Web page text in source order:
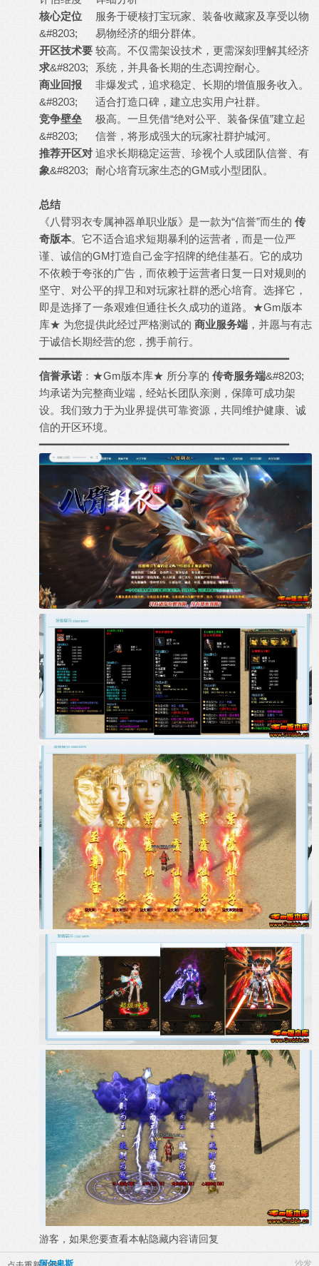
核心定位
&#8203;
服务于硬核打宝玩家、装备收藏家及享受以物
易物经济的细分群体。
开区技术要
求&#8203;
较高。不仅需架设技术，更需深刻理解其经济
系统，并具备长期的生态调控耐心。
商业回报
&#8203;
非爆发式，追求稳定、长期的增值服务收入。
适合打造口碑，建立忠实用户社群。
竞争壁垒
&#8203;
极高。一旦凭借“绝对公平、装备保值”建立起
信誉，将形成强大的玩家社群护城河。
推荐开区对
象&#8203;
追求长期稳定运营、珍视个人或团队信誉、有
耐心培育玩家生态的GM或小型团队。
总结
《八臂羽衣专属神器单职业版》是一款为“信誉”而生的 传
奇版本。它不适合追求短期暴利的运营者，而是一位严
谨、诚信的GM打造自己金字招牌的绝佳基石。它的成功
不依赖于夸张的广告，而依赖于运营者日复一日对规则的
坚守、对公平的捍卫和对玩家社群的悉心培育。选择它，
即是选择了一条艰难但通往长久成功的道路。★Gm版本
库★ 为您提供此经过严格测试的 商业服务端 ，并愿与有志
于诚信长期经营的您，携手前行。
━━━━━━━━━━━━━━━━━━━━━━━━━━━━━━━━━━━━━━━
信誉承诺 ：★Gm版本库★ 所分享的 传奇服务端&#8203;
均承诺为完整商业端，经站长团队亲测，保障可成功架
设。我们致力于为业界提供可靠资源，共同维护健康、诚
信的开区环境。
━━━━━━━━━━━━━━━━━━━━━━━━━━━━━━━━━━━━━━━
游客，如果您要查看本帖隐藏内容请回复